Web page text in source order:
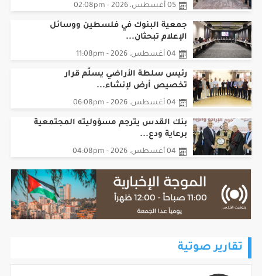
05 أغسطس، 2026 - 02:08pm
جمعية البنوك في فلسطين ووسائل
الإعلام تبحثان...
04 أغسطس، 2026 - 11:08pm
رئيس سلطة الأراضي يسلّم قرار
تخصيص أرض لإنشاء...
04 أغسطس، 2026 - 06:08pm
بنك القدس يترجم مسؤوليته المجتمعية
برعاية ودع...
04 أغسطس، 2026 - 04:08pm
تقارير صوتية